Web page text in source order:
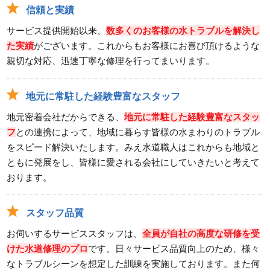
信頼と実績
サービス提供開始以来、数多くのお客様の水トラブルを解決し
た実績がございます。これからもお客様にお喜び頂けるような
親切な対応、迅速丁寧な修理を行ってまいります。
地元に常駐した経験豊富なスタッフ
地元密着会社だからできる、地元に常駐した経験豊富なスタッ
フとの連携によって、地域に暮らす皆様の水まわりのトラブル
をスピード解決いたします。みえ水道職人はこれからも地域と
ともに発展をし、皆様に愛される会社にしていきたいと考えて
おります。
スタッフ品質
お伺いするサービススタッフは、全員が自社の高度な研修を受
けた水道修理のプロです。日々サービス品質向上のため、様々
なトラブルシーンを想定した訓練を実施しております。また何